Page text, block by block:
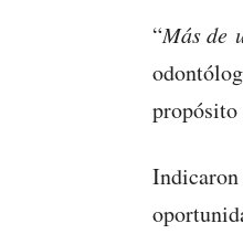
“Más de
propósito
Indicaron